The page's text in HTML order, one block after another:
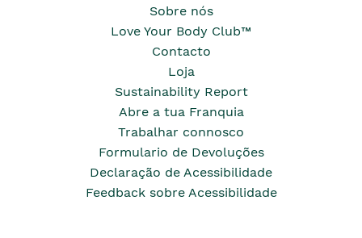
Sobre nós
Love Your Body Club™
Contacto
Loja
Sustainability Report
Abre a tua Franquia
Trabalhar connosco
Formulario de Devoluções
Declaração de Acessibilidade
Feedback sobre Acessibilidade